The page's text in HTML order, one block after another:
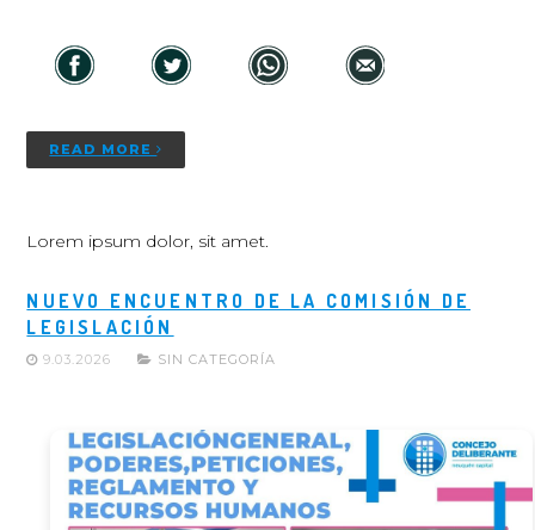
READ MORE
Lorem ipsum dolor, sit amet.
NUEVO ENCUENTRO DE LA COMISIÓN DE
LEGISLACIÓN
9.03.2026 SIN CATEGORÍA